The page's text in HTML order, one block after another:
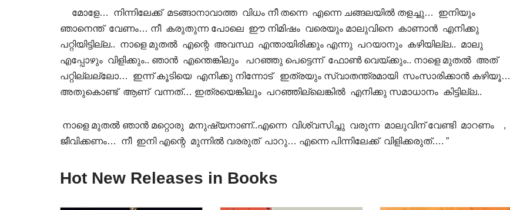
മോളേ… നിന്നിലേക്ക് മടങ്ങാനാവാത്ത വിധം നീ തന്നെ എന്നെ ചങ്ങലയില്‍ തളച്ചു… ഇനിയും
ഞാനെന്ത് വേണം… നീ കരുതുന്ന പോലെ ഈ നിമിഷം വരെയും മാലുവിനെ കാണാന്‍ എനിക്കു
പറ്റിയിട്ടില്ല.. നാളെ മുതല്‍ എന്റെ അവസ്ഥ എന്തായിരിക്കും എന്നു പറയാനും കഴിയില്ല.. മാലു
എപ്പോഴും വിളിക്കും.. ഞാന്‍ എന്തെങ്കിലും പറഞ്ഞു പെട്ടെന്ന് ഫോണ്‍ വെയ്ക്കും.. നാളെ മുതല്‍ അത്
പറ്റില്ലല്ലോ… ഇന്ന് കൂടിയെ എനിക്കു നിന്നോട് ഇത്രയും സ്വാതന്ത്രമായി സംസാരിക്കാന്‍ കഴിയൂ…
അതുകൊണ്ട് ആണ് വന്നത്… ഇത്രയെങ്കിലും പറഞ്ഞില്ലെങ്കില്‍ എനിക്കു സമാധാനം കിട്ടില്ല..
നാളെ മുതല്‍ ഞാന്‍ മറ്റൊരു മനുഷ്യനാണ്..എന്നെ വിശ്വസിച്ചു വരുന്ന മാലുവിന് വേണ്ടി മാറണം ,
ജീവിക്കണം… നീ ഇനി എന്റെ മുന്നില്‍ വരരുത്‌ പാറു… എന്നെ പിന്നിലേക്ക് വിളിക്കരുത്…. ”
Hot New Releases in Books